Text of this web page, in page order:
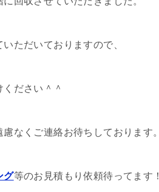
ただいておりますので、
ださい＾＾
なくご連絡お待ちしております。
グ等のお見積もり依頼待ってます！